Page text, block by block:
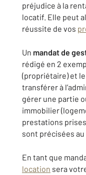
préjudice à la
locatif. Elle peut
réussite de vos
Un mandat de
rédigé en 2
(propriétaire) et
transférer à
gérer une partie
immobilier
prestations
sont précisées
En tant que
location sera